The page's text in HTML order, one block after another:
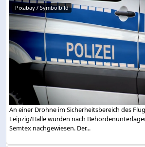
Pixabay / Symbolbild
An einer Drohne im Sicherheitsbereich des
Leipzig/Halle wurden nach
Semtex nachgewiesen. Der...